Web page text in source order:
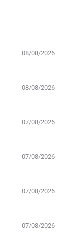
08/08/2026
08/08/2026
07/08/2026
07/08/2026
07/08/2026
07/08/2026